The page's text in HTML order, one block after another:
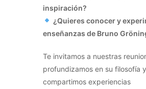
inspiración?
¿Quieres conocer y
enseñanzas de Bruno
Te invitamos a nuestras
profundizamos en su filosofía y
compartimos experiencias